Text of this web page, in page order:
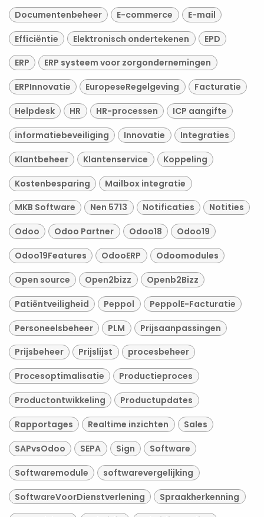
Documentenbeheer E-commerce E-mail
Efficiëntie Elektronisch ondertekenen EPD
ERP ERP systeem voor zorgondernemingen
ERPInnovatie EuropeseRegelgeving Facturatie
Helpdesk HR HR-processen ICP aangifte
informatiebeveiliging Innovatie Integraties
Klantbeheer Klantenservice Koppeling
Kostenbesparing Mailbox integratie
MKB Software Nen 5713 Notificaties Notities
Odoo Odoo Partner Odoo18 Odoo19
Odoo19Features OdooERP Odoomodules
Open source Open2bizz Openb2Bizz
Patiëntveiligheid Peppol PeppolE-Facturatie
Personeelsbeheer PLM Prijsaanpassingen
Prijsbeheer Prijslijst procesbeheer
Procesoptimalisatie Productieproces
Productontwikkeling Productupdates
Rapportages Realtime inzichten Sales
SAPvsOdoo SEPA Sign Software
Softwaremodule softwarevergelijking
SoftwareVoorDienstverlening Spraakherkenning